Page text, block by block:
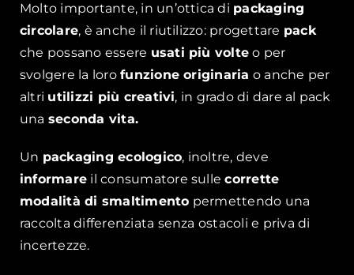
Molto importante, in un’ottica di packaging
circolare, è anche il riutilizzo: progettare pack
che possano essere usati più volte o per
svolgere la lorofunzione originaria o anche per
altri utilizzi più creativi, in grado di dare al pack
una seconda vita.
Un packaging ecologico, inoltre, deve
informare il consumatore sullecorrette
modalità di smaltimento permettendo una
raccolta differenziata senza ostacoli e priva di
incertezze.